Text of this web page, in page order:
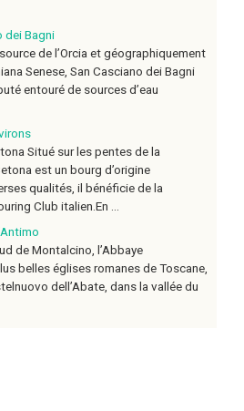
dei Bagni
de l’Orcia et géographiquement
Senese, San Casciano dei Bagni
entouré de sources d’eau
Situé sur les pentes de la
est un bourg d’origine
qualités, il bénéficie de la
Club italien.En ...
de Montalcino, l’Abbaye
belles églises romanes de Toscane,
dell’Abate, dans la vallée du